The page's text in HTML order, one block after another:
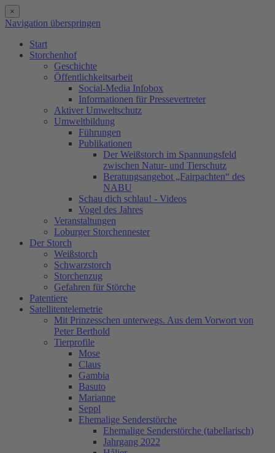
×
Navigation überspringen
Start
Storchenhof
Geschichte
Öffentlichkeitsarbeit
Social-Media Infobox
Informationen für Pressevertreter
Aktiver Umweltschutz
Umweltbildung
Führungen
Publikationen
Der Weißstorch im Spannungsfeld
zwischen Natur- und Tierschutz
Beratungsangebot „Fairpachten“ des
NABU
Schau dich schlau! - Videos
Vogel des Jahres
Veranstaltungen
Loburger Storchennester
Der Storch
Weißstorch
Schwarzstorch
Storchenzug
Gefahren für Störche
Patentiere
Satellitentelemetrie
Mit Prinzesschen unterwegs. Aus dem Vorwort von
Peter Berthold
Tierprofile
Mose
Claus
Gambia
Basuto
Marianne
Seppl
Ehemalige Senderstörche
Ehemalige Senderstörche (tabellarisch)
Jahrgang 2022